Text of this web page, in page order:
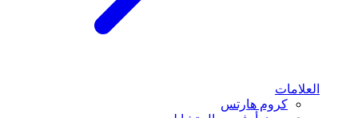
العلامات
كروم هارتس